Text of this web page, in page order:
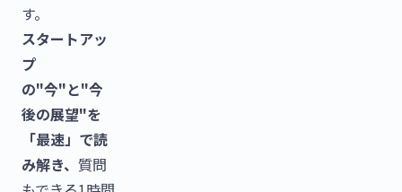
す。
スタートアッ
プ
の"今"と"今
後の展望"を
「最速」で読
み解き、 質問